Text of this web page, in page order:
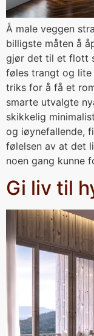
Å male veggen
billigste måten å
gjør det til et flott
føles trangt og lite
triks for å få et
smarte utvalgte
skikkelig
og iøynefallende,
følelsen av at det
noen gang kunne
Gi liv til